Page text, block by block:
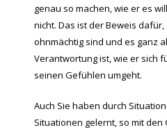
genau so machen, wie er es
nicht. Das ist der Beweis dafür,
ohnmächtig sind und es ganz
Verantwortung ist, wie er sich
seinen Gefühlen umgeht.
Auch Sie haben durch
Situationen gelernt, so mit